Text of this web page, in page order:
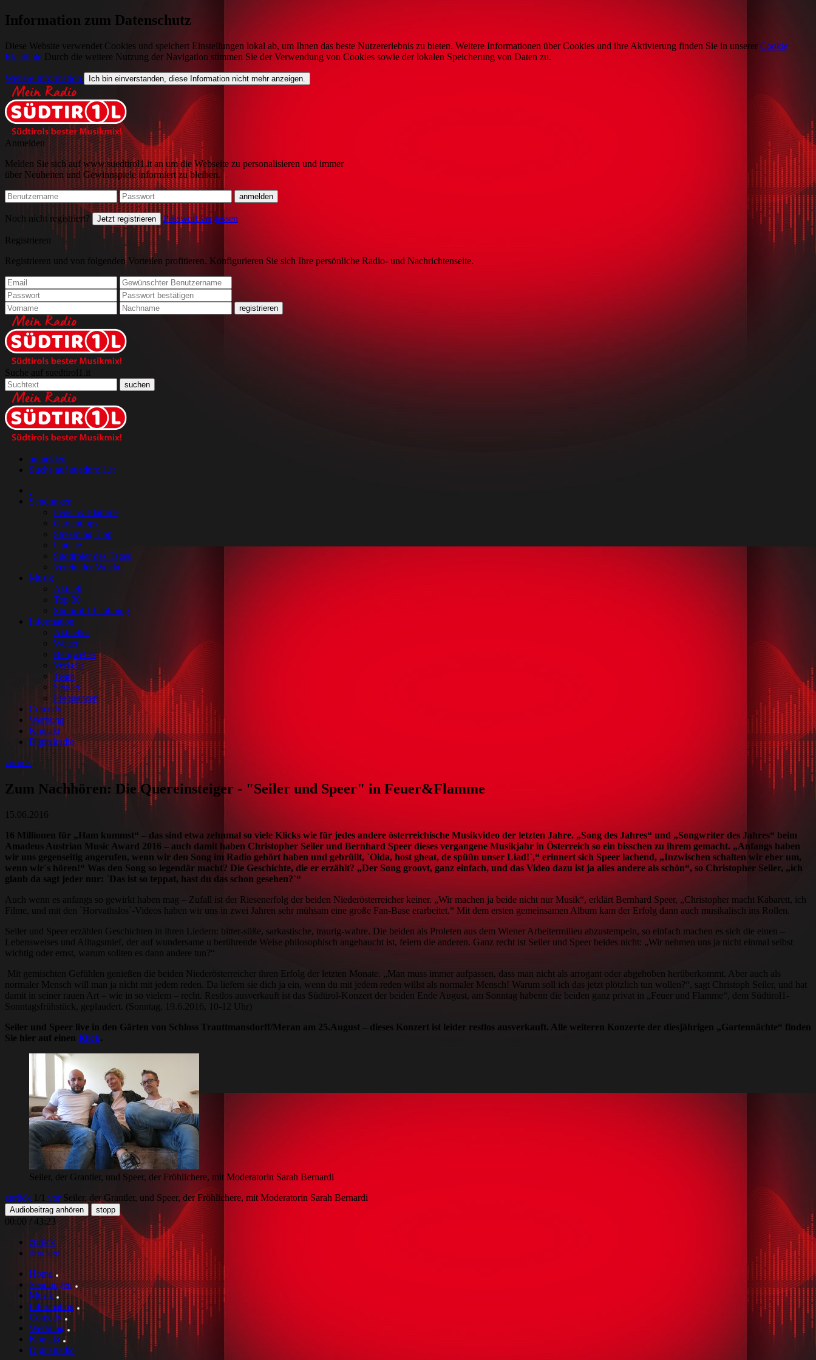
Information zum Datenschutz
Diese Website verwendet Cookies und speichert Einstellungen lokal ab, um Ihnen das beste Nutzererlebnis zu bieten. Weitere Informationen über Cookies und ihre Aktivierung finden Sie in unserer Cookie
Richtlinie Durch die weitere Nutzung der Navigation stimmen Sie der Verwendung von Cookies sowie der lokalen Speicherung von Daten zu.
Weitere Information Ich bin einverstanden, diese Information nicht mehr anzeigen.
Anmelden
Melden Sie sich auf www.suedtirol1.it an um die Webseite zu personalisieren und immer
über Neuheiten und Gewinnspiele informiert zu bleiben.
Noch nicht registriert? Jetzt registrieren Passwort vergessen
Registrieren
Registrieren und von folgenden Vorteilen profitieren. Konfigurieren Sie sich Ihre persönliche Radio- und Nachrichtenseite.
Suche auf suedtirol1.it
anmelden
Suche auf suedtirol1.it
Sendungen
Feuer & Flamme
Gartentipps
Streaming Tipp
Update
Südtiroler des Tages
Verein der Woche
Musik
Aktuell
Top 30
Südtirol 1 Clubbing
Information
Aktuelles
Wetter
Bergwetter
Verkehr
Team
Sender
Frequenzen
Comedy
Werbung
Kontakt
Digitalradio
zurück
Zum Nachhören: Die Quereinsteiger - "Seiler und Speer" in Feuer&Flamme
15.06.2016
16 Millionen für „Ham kummst“ – das sind etwa zehnmal so viele Klicks wie für jedes andere österreichische Musikvideo der letzten Jahre. „Song des Jahres“ und „Songwriter des Jahres“ beim
Amadeus Austrian Music Award 2016 – auch damit haben Christopher Seiler und Bernhard Speer dieses vergangene Musikjahr in Österreich so ein bisschen zu ihrem gemacht. „Anfangs haben
wir uns gegenseitig angerufen, wenn wir den Song im Radio gehört haben und gebrüllt, `Oida, host gheat, de spüün unser Liad!`,“ erinnert sich Speer lachend, „Inzwischen schalten wir eher um,
wenn wir´s hören!“ Was den Song so legendär macht? Die Geschichte, die er erzählt? „Der Song groovt, ganz einfach, und das Video dazu ist ja alles andere als schön“, so Christopher Seiler, „ich
glaub da sagt jeder nur: `Das ist so teppat, hast du das schon gesehen?`“
Auch wenn es anfangs so gewirkt haben mag – Zufall ist der Riesenerfolg der beiden Niederösterreicher keiner. „Wir machen ja beide nicht nur Musik“, erklärt Bernhard Speer, „Christopher macht Kabarett, ich
Filme, und mit den `Horvathslos`-Videos haben wir uns in zwei Jahren sehr mühsam eine große Fan-Base erarbeitet.“ Mit dem ersten gemeinsamen Album kam der Erfolg dann auch musikalisch ins Rollen.
Seiler und Speer erzählen Geschichten in ihren Liedern: bitter-süße, sarkastische, traurig-wahre. Die beiden als Proleten aus dem Wiener Arbeitermilieu abzustempeln, so einfach machen es sich die einen –
Lebensweises und Alltagsmief, der auf wundersame u berührende Weise philosophisch angehaucht ist, feiern die anderen. Ganz recht ist Seiler und Speer beides nicht: „Wir nehmen uns ja nicht einmal selbst
wichtig oder ernst, warum sollten es dann andere tun?“
Mit gemischten Gefühlen genießen die beiden Niederösterreicher ihren Erfolg der letzten Monate. „Man muss immer aufpassen, dass man nicht als arrogant oder abgehoben herüberkommt. Aber auch als
normaler Mensch will man ja nicht mit jedem reden. Da liefern sie dich ja ein, wenn du mit jedem reden willst als normaler Mensch! Warum soll ich das jetzt plötzlich tun wollen?“, sagt Christoph Seiler, und hat
damit in seiner rauen Art – wie in so vielem – recht. Restlos ausverkauft ist das Südtirol-Konzert der beiden Ende August, am Sonntag habenn die beiden ganz privat in „Feuer und Flamme“, dem Südtirol1-
Sonntagsfrühstück, geplaudert. (Sonntag, 19.6.2016, 10-12 Uhr)
Seiler und Speer live in den Gärten von Schloss Trauttmansdorff/Meran am 25.August – dieses Konzert ist leider restlos ausverkauft. Alle weiteren Konzerte der diesjährigen „Gartennächte“ finden
Sie hier auf einen Klick.
Seiler, der Grantler, und Speer, der Fröhlichere, mit Moderatorin Sarah Bernardi
zurück 1 /1 vor Seiler, der Grantler, und Speer, der Fröhlichere, mit Moderatorin Sarah Bernardi
Audiobeitrag anhören stopp
00:00
43:23
zurück
drucken
Home
Sendungen
Musik
Information
Comedy
Werbung
Kontakt
Digitalradio